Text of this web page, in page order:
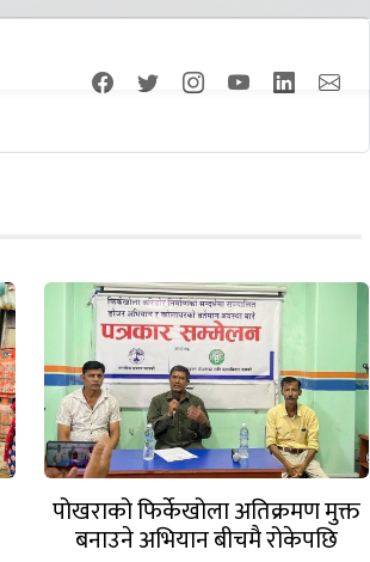
पोखराको फिर्केखोला अतिक्रमण मुक्त
बनाउने अभियान बीचमै रोकेपछि